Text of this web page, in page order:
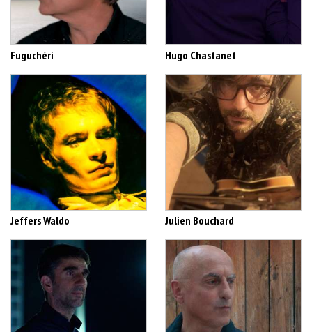
Fuguchéri Hugo Chastanet
Jeffers Waldo Julien Bouchard